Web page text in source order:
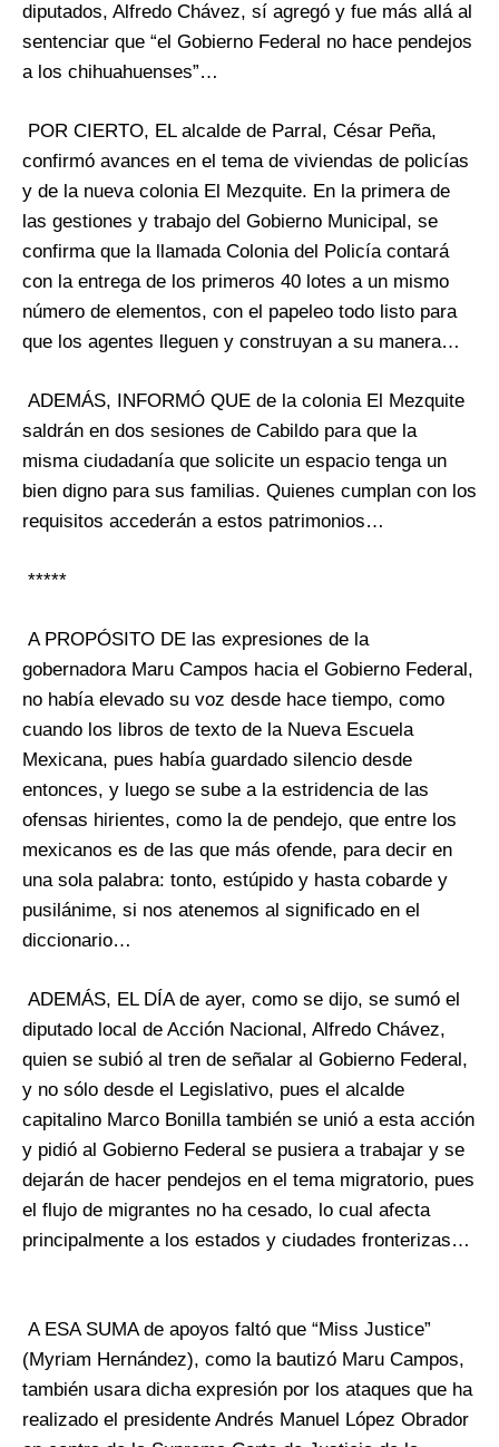
diputados, Alfredo Chávez, sí agregó y fue más allá al
sentenciar que “el Gobierno Federal no hace pendejos
a los chihuahuenses”…
POR CIERTO, EL alcalde de Parral, César Peña,
confirmó avances en el tema de viviendas de policías
y de la nueva colonia El Mezquite. En la primera de
las gestiones y trabajo del Gobierno Municipal, se
confirma que la llamada Colonia del Policía contará
con la entrega de los primeros 40 lotes a un mismo
número de elementos, con el papeleo todo listo para
que los agentes lleguen y construyan a su manera…
ADEMÁS, INFORMÓ QUE de la colonia El Mezquite
saldrán en dos sesiones de Cabildo para que la
misma ciudadanía que solicite un espacio tenga un
bien digno para sus familias. Quienes cumplan con los
requisitos accederán a estos patrimonios…
*****
A PROPÓSITO DE las expresiones de la
gobernadora Maru Campos hacia el Gobierno Federal,
no había elevado su voz desde hace tiempo, como
cuando los libros de texto de la Nueva Escuela
Mexicana, pues había guardado silencio desde
entonces, y luego se sube a la estridencia de las
ofensas hirientes, como la de pendejo, que entre los
mexicanos es de las que más ofende, para decir en
una sola palabra: tonto, estúpido y hasta cobarde y
pusilánime, si nos atenemos al significado en el
diccionario…
ADEMÁS, EL DÍA de ayer, como se dijo, se sumó el
diputado local de Acción Nacional, Alfredo Chávez,
quien se subió al tren de señalar al Gobierno Federal,
y no sólo desde el Legislativo, pues el alcalde
capitalino Marco Bonilla también se unió a esta acción
y pidió al Gobierno Federal se pusiera a trabajar y se
dejarán de hacer pendejos en el tema migratorio, pues
el flujo de migrantes no ha cesado, lo cual afecta
principalmente a los estados y ciudades fronterizas…
A ESA SUMA de apoyos faltó que “Miss Justice”
(Myriam Hernández), como la bautizó Maru Campos,
también usara dicha expresión por los ataques que ha
realizado el presidente Andrés Manuel López Obrador